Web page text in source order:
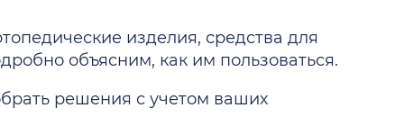
изделия, средства для
объясним, как им пользоваться.
решения с учетом ваших